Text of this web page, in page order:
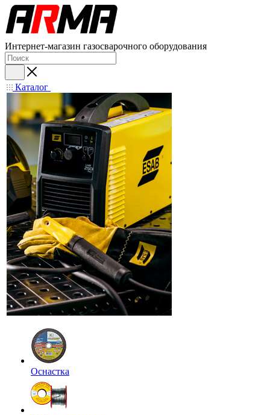
Интернет-магазин газосварочного оборудования
Каталог
Оснастка